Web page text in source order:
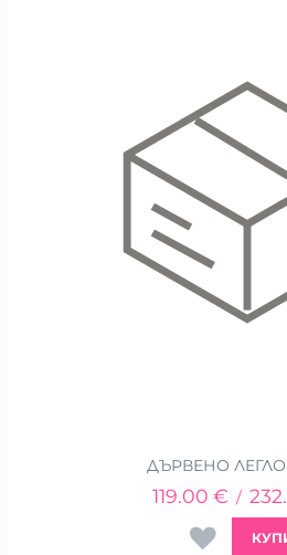
ДЪРВЕНО ЛЕГЛО
119.00 € /